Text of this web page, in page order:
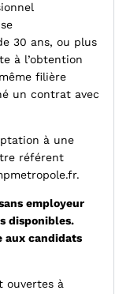
30 ans, ou plus
à l’obtention
filière
un contrat avec
à une
référent
.
employeur
disponibles.
aux candidats
ouvertes à